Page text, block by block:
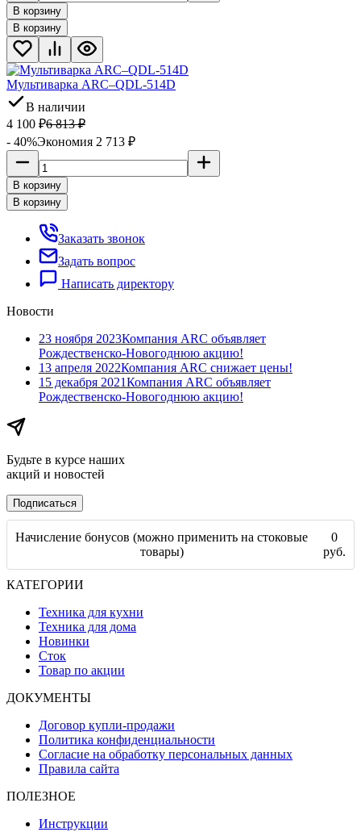
В корзину
В корзину
Мультиварка ARC–QDL-514D
В наличии
4 100 ₽6 813₽
- 40%Экономия 2 713 ₽
В корзину
В корзину
Заказать звонок
Задать вопрос
Написать директору
Новости
23 ноября 2023Компания ARC объявляет
Рождественско-Новогоднюю акцию!
13 апреля 2022Компания ARC​ снижает цены!
15 декабря 2021Компания ARC объявляет
Рождественско-Новогоднюю акцию!
Будьте в курсе наших
акций и новостей
Подписаться
Начисление бонусов (можно применить на стоковые
товары)
0
руб.
КАТЕГОРИИ
Техника для кухни
Техника для дома
Новинки
Сток
Товар по акции
ДОКУМЕНТЫ
Договор купли-продажи
Политика конфиденциальности
Согласие на обработку персональных данных
Правила сайта
ПОЛЕЗНОЕ
Инструкции